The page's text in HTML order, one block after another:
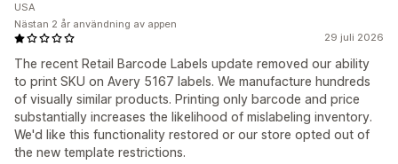
29 juli 2026
The recent Retail Barcode Labels update removed our ability
to print SKU on Avery 5167 labels. We manufacture hundreds
of visually similar products. Printing only barcode and price
substantially increases the likelihood of mislabeling inventory.
We'd like this functionality restored or our store opted out of
the new template restrictions.
USA
Nästan 2 år användning av appen